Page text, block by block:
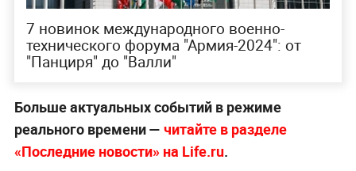
7 новинок международного военно-
технического форума "Армия-2024": от
"Панциря" до "Валли"
Больше актуальных событий в режиме
реального времени — читайте в разделе
«Последние новости» на Life.ru.